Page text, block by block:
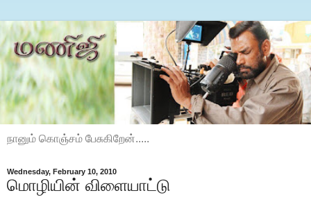
நானும் கொஞ்சம் பேசுகிறேன்.....
Wednesday, February 10, 2010
மொழியின் விளையாட்டு